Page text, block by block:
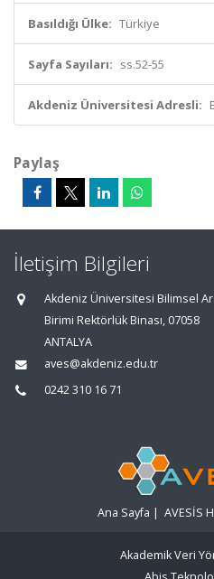
Basıldığı Ülke: Türkiye
Sayfa Sayıları: ss.52-55
Akdeniz Üniversitesi Adresli:
Paylaş
İletişim Bilgileri
Akdeniz Üniversitesi Bilimsel
Birimi Rektörlük Binası, 07058
ANTALYA
aves@akdeniz.edu.tr
0242 310 16 71
Ana Sayfa | AVESİS
Akademik Veri